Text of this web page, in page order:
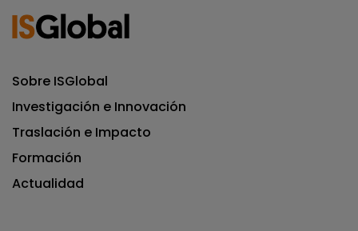
Sobre ISGlobal
Investigación e Innovación
Traslación e Impacto
Formación
Actualidad